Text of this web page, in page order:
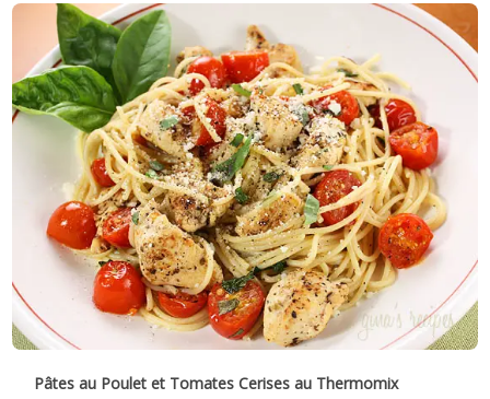
Pâtes au Poulet et Tomates Cerises au Thermomix